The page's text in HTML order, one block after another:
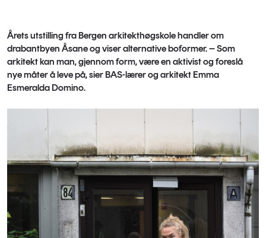
Årets utstilling fra Bergen arkitekthøgskole handler om
drabantbyen Åsane og viser alternative boformer. – Som
arkitekt kan man, gjennom form, være en aktivist og foreslå
nye måter å leve på, sier BAS-lærer og arkitekt Emma
Esmeralda Domino.